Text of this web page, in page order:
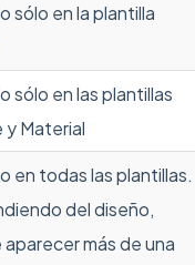
sólo en la plantilla
sólo en las plantillas
y Material
en todas las plantillas.
del diseño,
más de una